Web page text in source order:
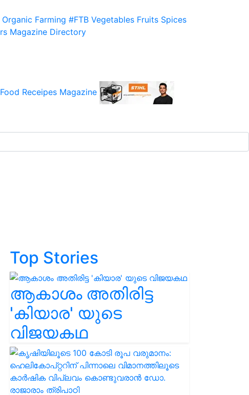
Organic Farming #FTB Vegetables Fruits Spices
Magazine Directory
Food Receipes Magazine
Top Stories
ആകാശം അതിരിട്ട
'കിയാര' യുടെ
വിജയകഥ